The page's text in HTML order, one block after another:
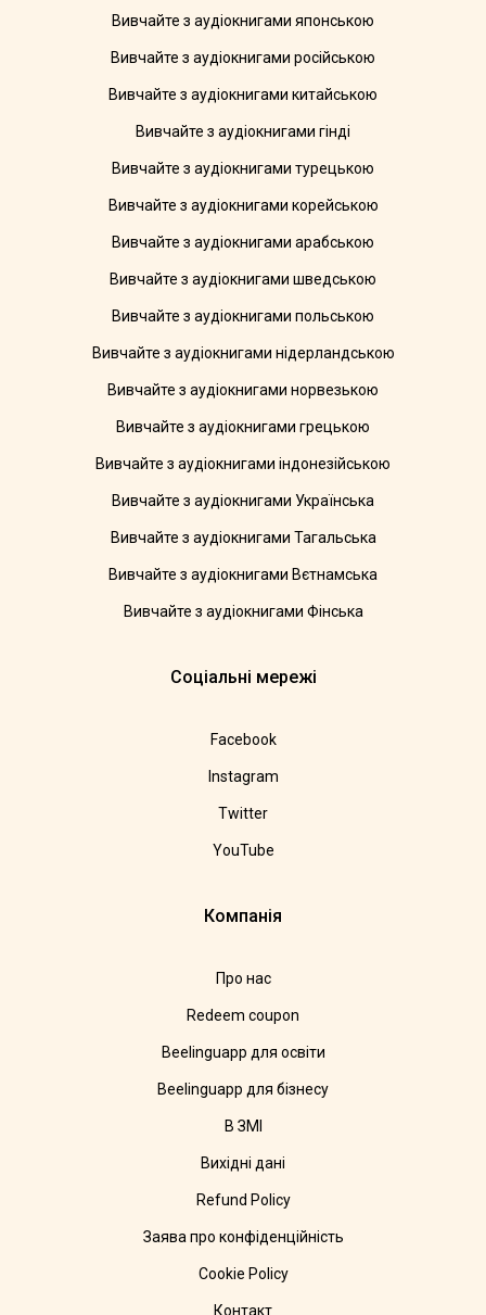
Вивчайте з аудіокнигами японською
Вивчайте з аудіокнигами російською
Вивчайте з аудіокнигами китайською
Вивчайте з аудіокнигами гінді
Вивчайте з аудіокнигами турецькою
Вивчайте з аудіокнигами корейською
Вивчайте з аудіокнигами арабською
Вивчайте з аудіокнигами шведською
Вивчайте з аудіокнигами польською
Вивчайте з аудіокнигами нідерландською
Вивчайте з аудіокнигами норвезькою
Вивчайте з аудіокнигами грецькою
Вивчайте з аудіокнигами індонезійською
Вивчайте з аудіокнигами Українська
Вивчайте з аудіокнигами Тагальська
Вивчайте з аудіокнигами Вєтнамська
Вивчайте з аудіокнигами Фінська
Соціальні мережі
Facebook
Instagram
Twitter
YouTube
Компанія
Про нас
Redeem coupon
Beelinguapp для освіти
Beelinguapp для бізнесу
В ЗМІ
Вихідні дані
Refund Policy
Заява про конфіденційність
Cookie Policy
Контакт